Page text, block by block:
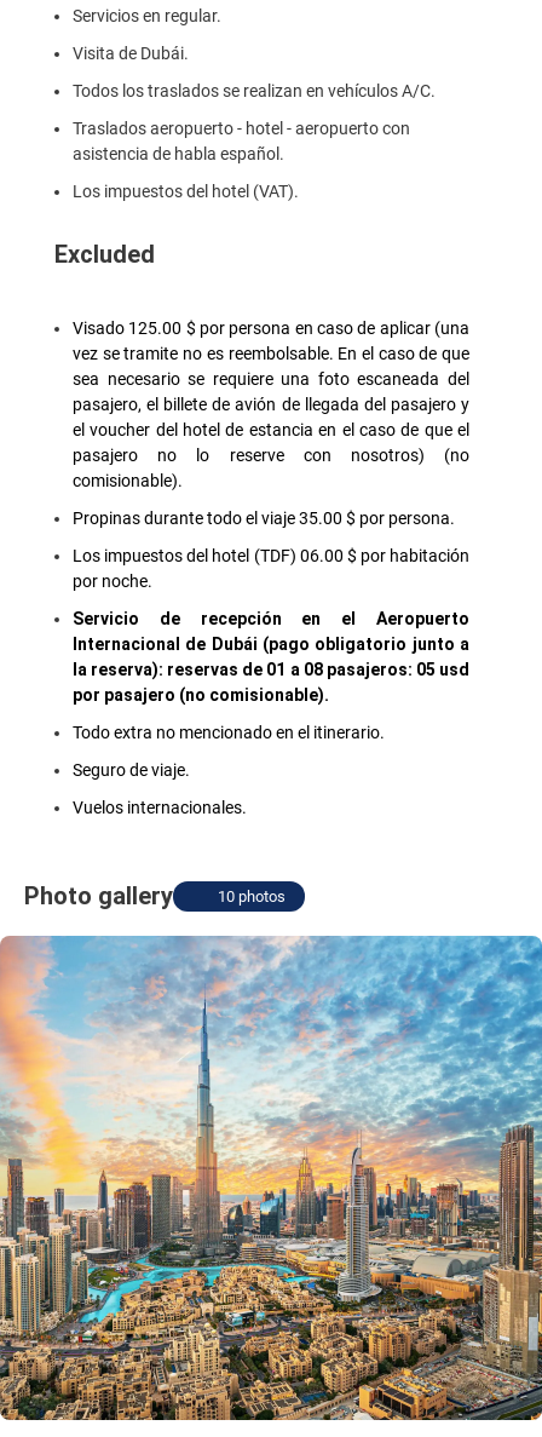
Servicios en regular.
Visita de Dubái.
Todos los traslados se realizan en vehículos A/C.
Traslados aeropuerto - hotel - aeropuerto con
asistencia de habla español.
Los impuestos del hotel (VAT).
Excluded
Visado 125.00 $ por persona en caso de aplicar (una
vez se tramite no es reembolsable. En el caso de que
sea necesario se requiere una foto escaneada del
pasajero, el billete de avión de llegada del pasajero y
el voucher del hotel de estancia en el caso de que el
pasajero no lo reserve con nosotros) (no
comisionable).
Propinas durante todo el viaje 35.00 $ por persona.
Los impuestos del hotel (TDF) 06.00 $ por habitación
por noche.
Servicio de recepción en el Aeropuerto
Internacional de Dubái (pago obligatorio junto a
la reserva): reservas de 01 a 08 pasajeros: 05 usd
por pasajero (no comisionable).
Todo extra no mencionado en el itinerario.
Seguro de viaje.
Vuelos internacionales.
Photo gallery 10 photos